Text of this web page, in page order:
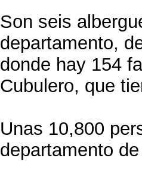
Son seis
departamento,
donde hay 154
Cubulero, que
Unas 10,800
departamento